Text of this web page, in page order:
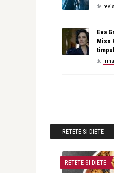
de
Eva
Miss
de
RETETE SI DIETE
RETETE SI DIETE